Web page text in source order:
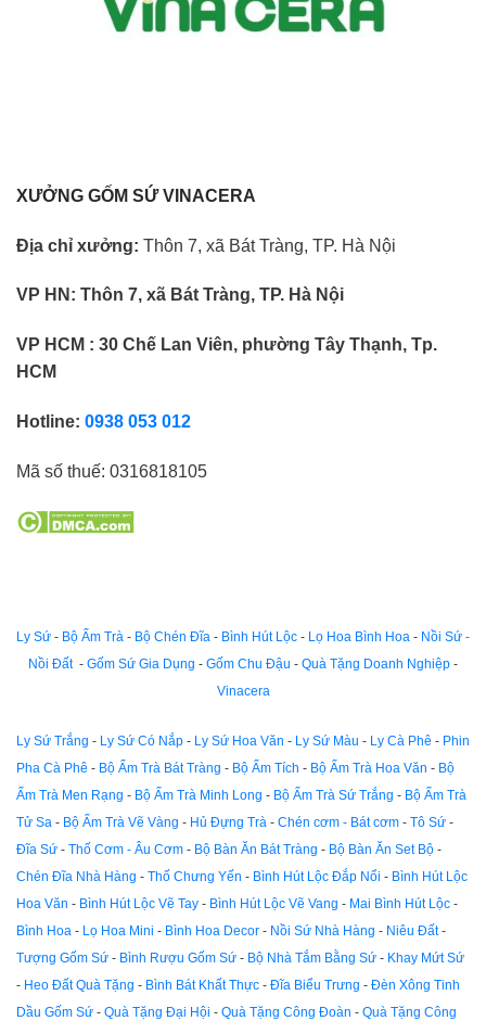
XƯỞNG GỐM SỨ VINACERA
Địa chỉ xưởng: Thôn 7, xã Bát Tràng, TP. Hà Nội
VP HN: Thôn 7, xã Bát Tràng, TP. Hà Nội
VP HCM : 30 Chế Lan Viên, phường Tây Thạnh, Tp.
HCM
Hotline: 0938 053 012
Mã số thuế: 0316818105
Ly Sứ - Bộ Ấm Trà - Bộ Chén Đĩa - Bình Hút Lộc - Lọ Hoa Bình Hoa - Nồi Sứ -
Nồi Đất - Gốm Sứ Gia Dụng - Gốm Chu Đậu - Quà Tặng Doanh Nghiệp -
Vinacera
Ly Sứ Trắng - Ly Sứ Có Nắp - Ly Sứ Hoa Văn - Ly Sứ Màu - Ly Cà Phê - Phin
Pha Cà Phê - Bộ Ấm Trà Bát Tràng - Bộ Ấm Tích - Bộ Ấm Trà Hoa Văn - Bộ
Ấm Trà Men Rạng - Bộ Ấm Trà Minh Long - Bộ Ấm Trà Sứ Trắng - Bộ Ấm Trà
Tử Sa - Bộ Ấm Trà Vẽ Vàng - Hủ Đựng Trà - Chén cơm - Bát cơm - Tô Sứ -
Đĩa Sứ - Thố Cơm - Âu Cơm - Bộ Bàn Ăn Bát Tràng - Bộ Bàn Ăn Set Bộ -
Chén Đĩa Nhà Hàng - Thố Chưng Yến - Bình Hút Lộc Đắp Nổi - Bình Hút Lộc
Hoa Văn - Bình Hút Lộc Vẽ Tay - Bình Hút Lộc Vẽ Vang - Mai Bình Hút Lộc -
Bình Hoa - Lọ Hoa Mini - Bình Hoa Decor - Nồi Sứ Nhà Hàng - Niêu Đất-
Tượng Gốm Sứ - Bình Rượu Gốm Sứ - Bộ Nhà Tắm Bằng Sứ - Khay Mứt Sứ
- Heo Đất Quà Tặng - Bình Bát Khất Thực - Đĩa Biểu Trưng - Đèn Xông Tinh
Dầu Gốm Sứ - Quà Tặng Đại Hội - Quà Tặng Công Đoàn - Quà Tặng Công